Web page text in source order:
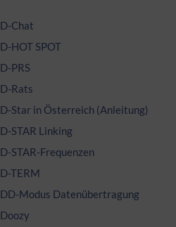
D-Chat
D-HOT SPOT
D-PRS
D-Rats
D-Star in Österreich (Anleitung)
D-STAR Linking
D-STAR-Frequenzen
D-TERM
DD-Modus Datenübertragung
Doozy